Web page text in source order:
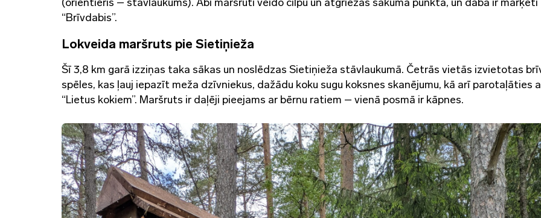
“Brīvdabis”.
Lokveida maršruts pie Sietiņieža
Šī 3,8 km garā izziņas taka sākas un noslēdzas Sietiņieža stāvlaukumā. Četrās vietās izvietotas
spēles, kas ļauj iepazīt meža dzīvniekus, dažādu koku sugu koksnes skanējumu, kā arī parotaļāties
“Lietus kokiem”. Maršruts ir daļēji pieejams ar bērnu ratiem – vienā posmā ir kāpnes.